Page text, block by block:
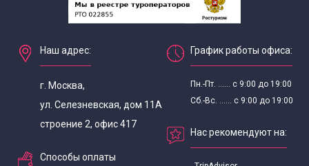
Наш адрес:
г. Москва,
ул. Селезневская, дом 11А
строение 2, офис 417
Способы оплаты
График работы офиса:
Пн.-Пт. ...... с 9:00 до 19:00
Сб.-Вс. ...... с 9:00 до 19:00
Нас рекомендуют на: